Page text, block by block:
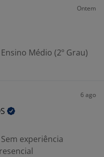
Ontem
Ensino Médio (2º Grau)
6 ago
Sem experiência